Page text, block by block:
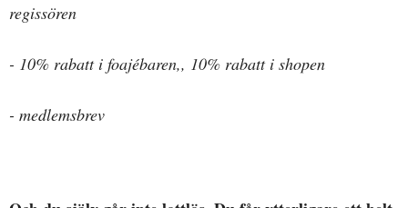
regissören
- 10% rabatt i foajébaren,, 10% rabatt i shopen
- medlemsbrev